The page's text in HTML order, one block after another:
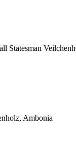
Statesman
Ambonia